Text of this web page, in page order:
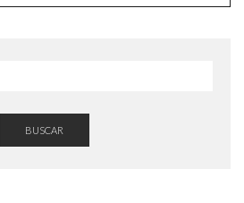
BUSCAR